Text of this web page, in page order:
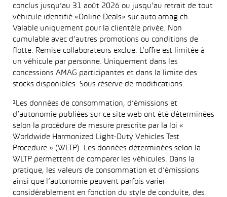
conclus jusqu’au 31 août 2026 ou jusqu’au retrait de tout
véhicule identifié «Online Deals» sur auto.amag.ch.
Valable uniquement pour la clientèle privée. Non
cumulable avec d’autres promotions ou conditions de
flotte. Remise collaborateurs exclue. L’offre est limitée à
un véhicule par personne. Uniquement dans les
concessions AMAG participantes et dans la limite des
stocks disponibles. Sous réserve de modifications.
¹Les données de consommation, d’émissions et
d’autonomie publiées sur ce site web ont été déterminées
selon la procédure de mesure prescrite par la loi «
Worldwide Harmonized Light-Duty Vehicles Test
Procedure » (WLTP). Les données déterminées selon la
WLTP permettent de comparer les véhicules. Dans la
pratique, les valeurs de consommation et d’émissions
ainsi que l’autonomie peuvent parfois varier
considérablement en fonction du style de conduite, des